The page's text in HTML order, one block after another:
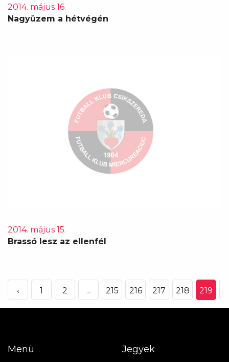
2014. május 16.
Nagyüzem a hétvégén
2014. május 15.
Brassó lesz az ellenfél
‹ 1 2 ... 215 216 217 218 219
Menü Jegyek